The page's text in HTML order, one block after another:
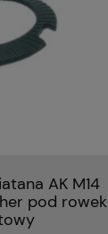
AK M14
pod rowek